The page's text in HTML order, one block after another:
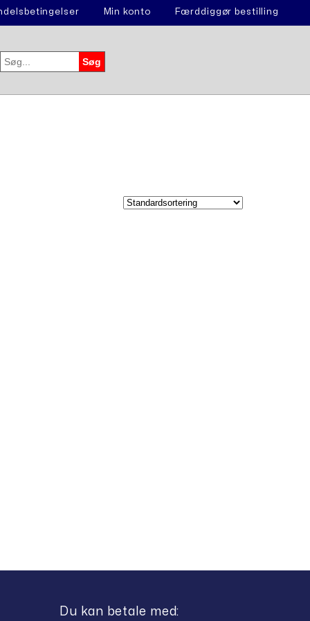
Min konto Færddiggør bestilling
Du kan betale med: